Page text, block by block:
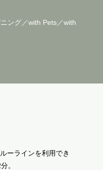
ング／with Pets／with
ーラインを利用でき
。